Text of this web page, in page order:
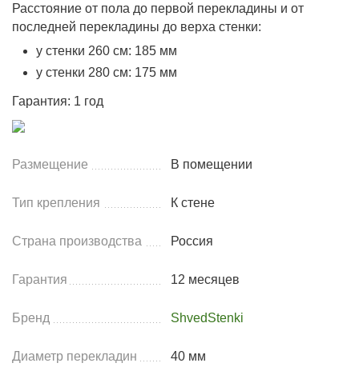
Расстояние от пола до первой перекладины и от
последней перекладины до верха стенки:
у стенки 260 см: 185 мм
у стенки 280 см: 175 мм
Гарантия: 1 год
Размещение В помещении
Тип крепления К стене
Страна производства Россия
Гарантия 12 месяцев
Бренд ShvedStenki
Диаметр перекладин 40 мм